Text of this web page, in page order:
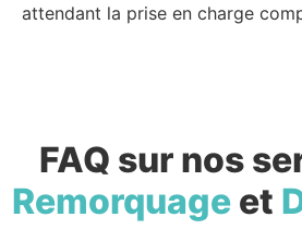
attendant la prise en charge
FAQ sur nos
Remorquageet